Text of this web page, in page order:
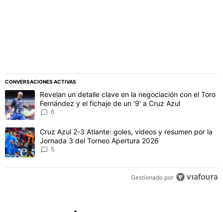
CONVERSACIONES ACTIVAS
Este listado muestra los artículos con más comentarios en los
Un artículo de tendencia con el título "Revelan un detalle clave
Revelan un detalle clave en la negociación con el Toro
Fernández y el fichaje de un '9' a Cruz Azul
6
Un artículo de tendencia con el título "Cruz Azul 2-3 Atlante:
Cruz Azul 2-3 Atlante: goles, videos y resumen por la
Jornada 3 del Torneo Apertura 2026
5
Gestionado por